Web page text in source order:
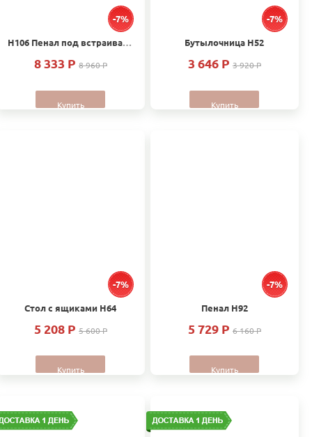
-7%
Н106 Пенал под встраиваемый холодильник
8 333 P 8 960 P
Купить
-7%
Бутылочница Н52
3 646 P 3 920 P
Купить
-7%
Стол с ящиками Н64
5 208 P 5 600 P
Купить
-7%
Пенал Н92
5 729 P 6 160 P
Купить